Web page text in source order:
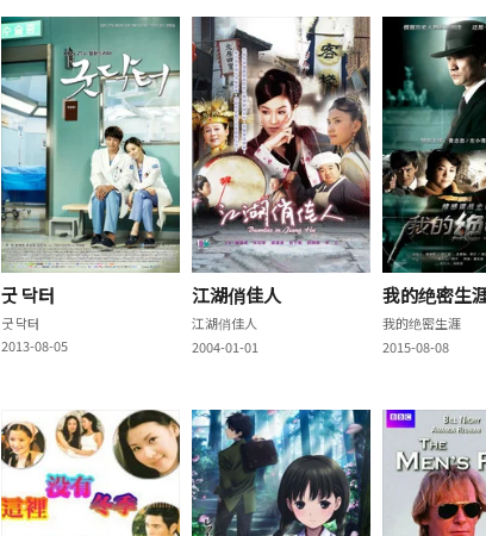
굿 닥터
굿 닥터
2013-08-05
江湖俏佳人
江湖俏佳人
2004-01-01
我的绝密生
我的绝密生涯
2015-08-08